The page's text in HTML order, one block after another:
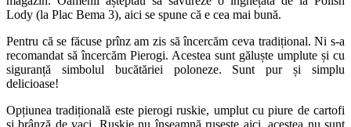
Lody (la Plac Bema 3), aici se spune că e cea mai bună.
Pentru că se făcuse prînz am zis să încercăm ceva tradițional. Ni s-a
recomandat să încercăm Pierogi. Acestea sunt găluște umplute și cu
siguranță simbolul bucătăriei poloneze. Sunt pur și simplu
delicioase!
Opțiunea tradițională este pierogi ruskie, umplut cu piure de cartofi
și brânză de vaci. Ruskie nu înseamnă rusește aici, acestea nu sunt